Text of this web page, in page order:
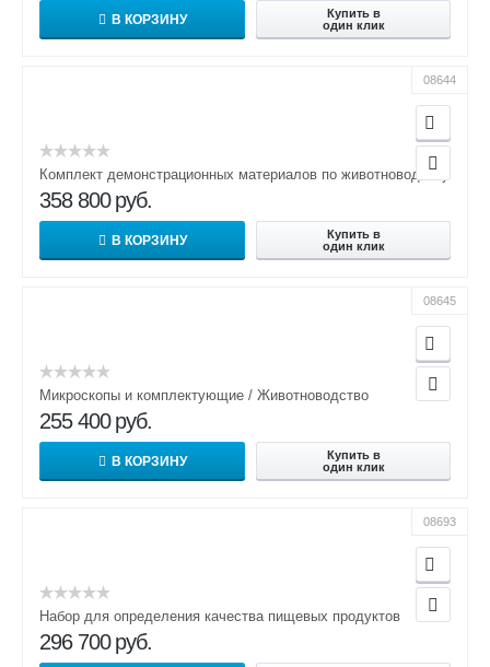
В КОРЗИНУ
Купить в
один клик
08644
Комплект демонстрационных материалов по животноводству
358 800 руб.
В КОРЗИНУ
Купить в
один клик
08645
Микроскопы и комплектующие / Животноводство
255 400 руб.
В КОРЗИНУ
Купить в
один клик
08693
Набор для определения качества пищевых продуктов
296 700 руб.